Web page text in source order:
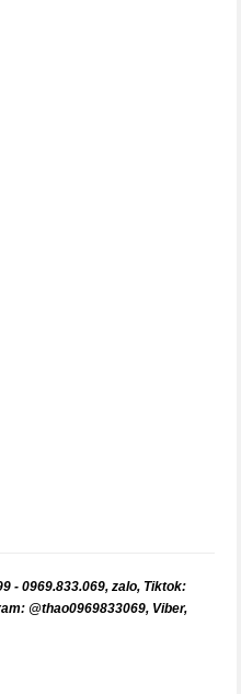
- 0969.833.069, zalo, Tiktok:
@thao0969833069, Viber,